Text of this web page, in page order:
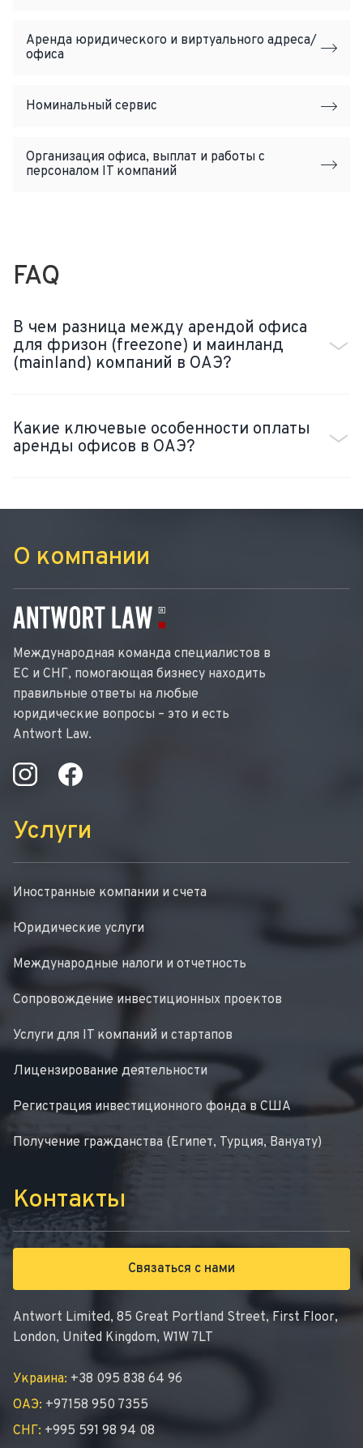
Аренда юридического и виртуального адреса/
офиса
Номинальный сервис
Организация офиса, выплат и работы с
персоналом IT компаний
FAQ
В чем разница между арендой офиса
для фризон (freezone) и маинланд
(mainland) компаний в ОАЭ?
Какие ключевые особенности оплаты
аренды офисов в ОАЭ?
О компании
Международная команда специалистов в
ЕС и СНГ, помогающая бизнесу находить
правильные ответы на любые
юридические вопросы – это и есть
Antwort Law.
Услуги
Иностранные компании и счета
Юридические услуги
Международные налоги и отчетность
Сопровождение инвестиционных проектов
Услуги для IT компаний и стартапов
Лицензирование деятельности
Регистрация инвестиционного фонда в США
Получение гражданства (Египет, Турция, Вануату)
Контакты
Связаться с нами
Antwort Limited, 85 Great Portland Street, First Floor,
London, United Kingdom, W1W 7LT
Украина: +38 095 838 64 96
ОАЭ: +97158 950 7355
СНГ: +995 591 98 94 08